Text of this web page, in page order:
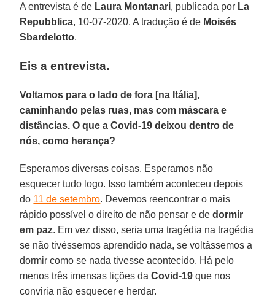
A entrevista é de Laura Montanari, publicada por La
Repubblica, 10-07-2020. A tradução é de Moisés
Sbardelotto.
Eis a entrevista.
Voltamos para o lado de fora [na Itália],
caminhando pelas ruas, mas com máscara e
distâncias. O que a Covid-19 deixou dentro de
nós, como herança?
Esperamos diversas coisas. Esperamos não
esquecer tudo logo. Isso também aconteceu depois
do 11 de setembro. Devemos reencontrar o mais
rápido possível o direito de não pensar e dedormir
em paz. Em vez disso, seria uma tragédia na tragédia
se não tivéssemos aprendido nada, se voltássemos a
dormir como se nada tivesse acontecido. Há pelo
menos três imensas lições daCovid-19 que nos
conviria não esquecer e herdar.